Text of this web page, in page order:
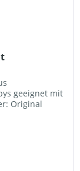
geeignet mit
Original